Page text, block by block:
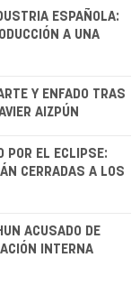
ESPAÑOLA:
A UNA
Y ENFADO TRAS
AIZPÚN
POR EL ECLIPSE:
CERRADAS A LOS
ACUSADO DE
INTERNA